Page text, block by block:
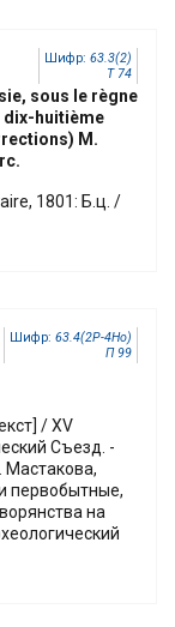
Шифр: 63.3(2)
T 74
sous le règne
dix-huitième
M.
1801: Б.ц. /
Шифр: 63.4(2Р-4Но)
П 99
/ XV
Съезд. -
Мастакова,
первобытные,
на